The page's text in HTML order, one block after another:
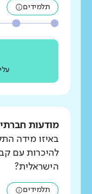
תלמידים
מודעות
באיזו מידה
להיכרות עם
הישראלית?
תלמידים